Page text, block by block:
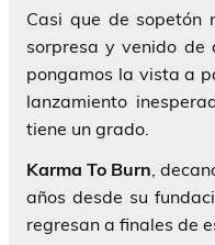
Casi que de sopetón
sorpresa y venido de
pongamos la vista a
lanzamiento
tiene un grado.
Karma To Burn,
años desde su
regresan a finales de